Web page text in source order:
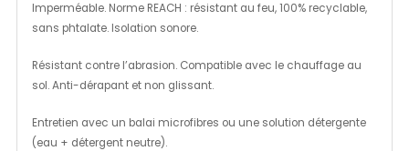
Imperméable. Norme REACH : résistant au feu, 100% recyclable,
sans phtalate. Isolation sonore.
Résistant contre l’abrasion. Compatible avec le chauffage au
sol. Anti-dérapant et non glissant.
Entretien avec un balai microfibres ou une solution détergente
(eau + détergent neutre).